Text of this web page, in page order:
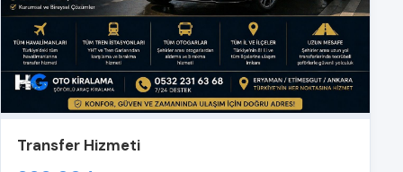
Transfer Hizmeti